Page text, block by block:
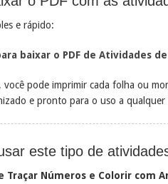
e rápido:
baixar o PDF de Atividades
pode imprimir cada folha ou
e pronto para o uso a qualquer
este tipo de
Traçar Números e Colorir com